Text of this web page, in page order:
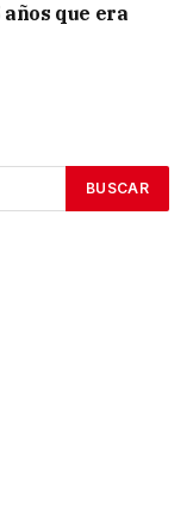
que era